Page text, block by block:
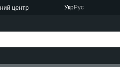
центр
УкрРус